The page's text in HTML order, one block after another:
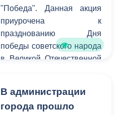
построил на собственные
"Победа". Данная акция
приурочена к
празднованию Дня
победы советского народа
в Великой Отечественной
состава " Победа"
является Всероссийской
В администрации
города прошло